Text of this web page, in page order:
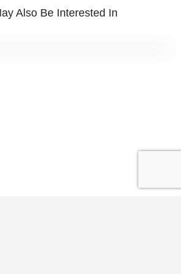
Also Be Interested In
ein Video